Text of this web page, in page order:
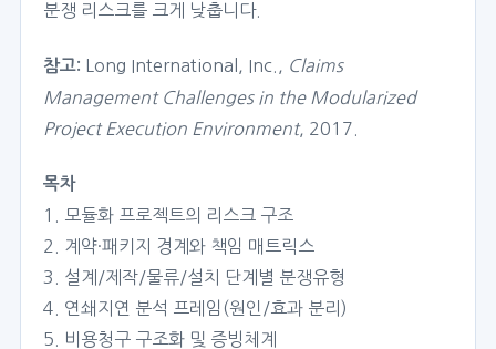
분쟁 리스크를 크게 낮춥니다.
참고: Long International, Inc.,
Claims
Management Challenges in the Modularized
Project Execution Environment, 2017.
목차
1. 모듈화 프로젝트의 리스크 구조
2. 계약·패키지 경계와 책임 매트릭스
3. 설계/제작/물류/설치 단계별 분쟁유형
4. 연쇄지연 분석 프레임(원인/효과 분리)
5. 비용청구 구조화 및 증빙체계